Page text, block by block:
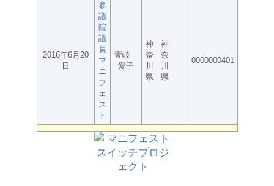
2016年6月20
日
参
議
院
議
員
マ
ニ
フ
ェ
ス
ト
壹岐
愛子
神
奈
川
県
神
奈
川
県
0000000401